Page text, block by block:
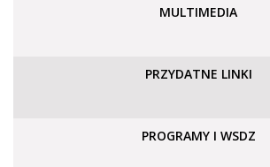
MULTIMEDIA
PRZYDATNE LINKI
PROGRAMY I WSDZ